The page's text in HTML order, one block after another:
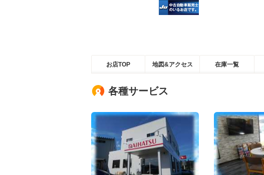
お店TOP 地図&アクセス 在庫一覧
各種サービス